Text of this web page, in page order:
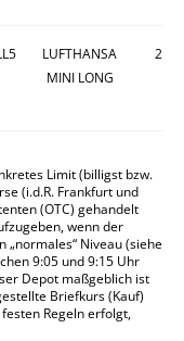
LUFTHANSA
MINI LONG
266
Limit (billigst bzw.
(i.d.R. Frankfurt und
(OTC) gehandelt
wenn der
„normales“ Niveau (siehe
9:05 und 9:15 Uhr
Depot maßgeblich ist
Briefkurs (Kauf)
Regeln erfolgt,